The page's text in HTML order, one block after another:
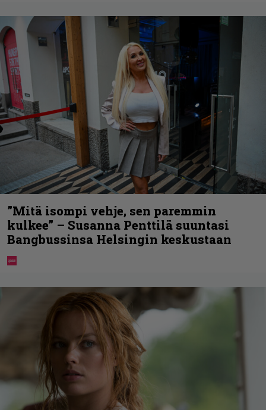
”Mitä isompi vehje, sen paremmin
kulkee” – Susanna Penttilä suuntasi
Bangbussinsa Helsingin keskustaan